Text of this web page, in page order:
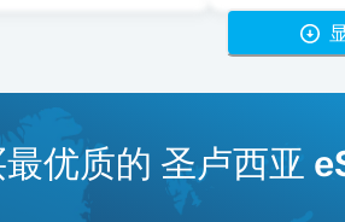
优质的 圣卢西亚